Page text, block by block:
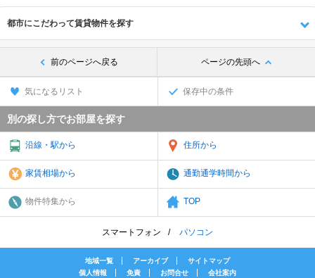
都市にこだわって賃貸物件を探す
前のページへ戻る ページの先頭へ
気になるリスト 保存中の条件
別の探し方でお部屋を探す
沿線・駅から 住所から
家賃相場から 通勤通学時間から
物件特集から TOP
スマートフォン パソコン
地域一覧 アーカイブ
サイトマップ
個人情報
免責 お問合せ 会社案内